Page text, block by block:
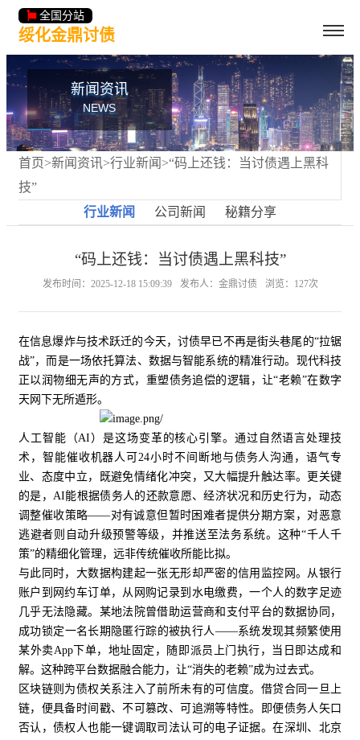
全国分站
绥化金鼎讨债
新闻资讯
NEWS
首页>新闻资讯>行业新闻 >“码上还钱：当讨债遇上黑科
技”
行业新闻
公司新闻 秘籍分享
“码上还钱：当讨债遇上黑科技”
发布时间：2025-12-18 15:09:39 发布人：金鼎讨债 浏览：127次
在信息爆炸与技术跃迁的今天，讨债早已不再是街头巷尾的“拉锯
战”，而是一场依托算法、数据与智能系统的精准行动。现代科技
正以润物细无声的方式，重塑债务追偿的逻辑，让“老赖”在数字
天网下无所遁形。
人工智能（AI）是这场变革的核心引擎。通过自然语言处理技
术，智能催收机器人可24小时不间断地与债务人沟通，语气专
业、态度中立，既避免情绪化冲突，又大幅提升触达率。更关键
的是，AI能根据债务人的还款意愿、经济状况和历史行为，动态
调整催收策略——对有诚意但暂时困难者提供分期方案，对恶意
逃避者则自动升级预警等级，并推送至法务系统。这种“千人千
策”的精细化管理，远非传统催收所能比拟。
与此同时，大数据构建起一张无形却严密的信用监控网。从银行
账户到网约车订单，从网购记录到水电缴费，一个人的数字足迹
几乎无法隐藏。某地法院曾借助运营商和支付平台的数据协同，
成功锁定一名长期隐匿行踪的被执行人——系统发现其频繁使用
某外卖App下单，地址固定，随即派员上门执行，当日即达成和
解。这种跨平台数据融合能力，让“消失的老赖”成为过去式。
区块链则为债权关系注入了前所未有的可信度。借贷合同一旦上
链，便具备时间戳、不可篡改、可追溯等特性。即便债务人矢口
否认，债权人也能一键调取司法认可的电子证据。在深圳、北京